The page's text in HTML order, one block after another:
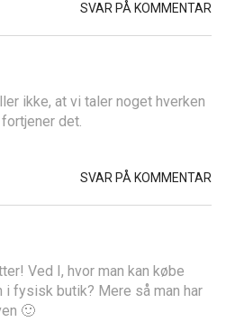
SVAR PÅ KOMMENTAR
ikke, at vi taler noget hverken
det.
SVAR PÅ KOMMENTAR
Ved I, hvor man kan købe
i fysisk butik? Mere så man har
🙂